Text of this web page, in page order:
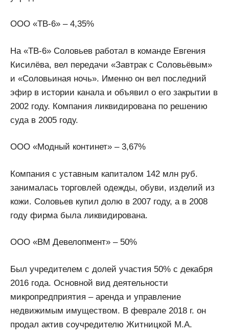
ООО «ТВ-6» – 4,35%
На «ТВ-6» Соловьев работал в команде Евгения
Кисилёва, вел передачи «Завтрак с Соловьёвым»
и «Соловьиная ночь». Именно он вел последний
эфир в истории канала и объявил о его закрытии в
2002 году. Компания ликвидирована по решению
суда в 2005 году.
ООО «Модный континет» – 3,67%
Компания с уставным капиталом 142 млн руб.
занималась торговлей одежды, обуви, изделий из
кожи. Соловьев купил долю в 2007 году, а в 2008
году фирма была ликвидирована.
ООО «ВМ Девелопмент» – 50%
Был учредителем с долей участия 50% с декабря
2016 года. Основной вид деятельности
микропредприятия – аренда и управление
недвижимым имуществом. В феврале 2018 г. он
продал актив соучредителю Житницкой М.А.